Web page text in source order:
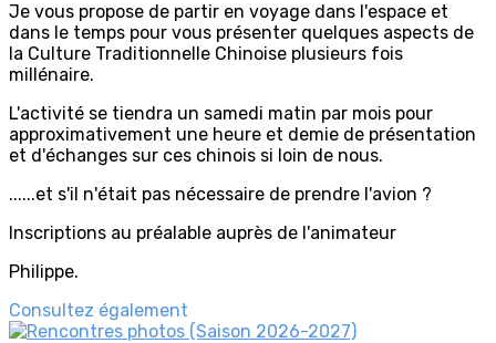
Je vous propose de partir en voyage dans l'espace et
dans le temps pour vous présenter quelques aspects de
la Culture Traditionnelle Chinoise plusieurs fois
millénaire.
L'activité se tiendra un samedi matin par mois pour
approximativement une heure et demie de présentation
et d'échanges sur ces chinois si loin de nous.
......et s'il n'était pas nécessaire de prendre l'avion ?
Inscriptions au préalable auprès de l'animateur
Philippe.
Consultez également